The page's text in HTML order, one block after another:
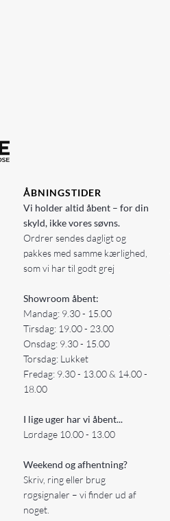
ÅBNINGSTIDER
Vi holder altid åbent – for din
skyld, ikke vores søvns.
Ordrer sendes dagligt og
pakkes med samme kærlighed,
som vi har til godt grej
Showroom åbent:
Mandag: 9.30 - 15.00
Tirsdag: 19.00 - 23.00
Onsdag: 9.30 - 15.00
Torsdag: Lukket
Fredag: 9.30 - 13.00 & 14.00 -
18.00
I lige uger har vi åbent...
Lørdage 10.00 - 13.00
Weekend og afhentning?
Skriv, ring eller brug
røgsignaler – vi finder ud af
noget.